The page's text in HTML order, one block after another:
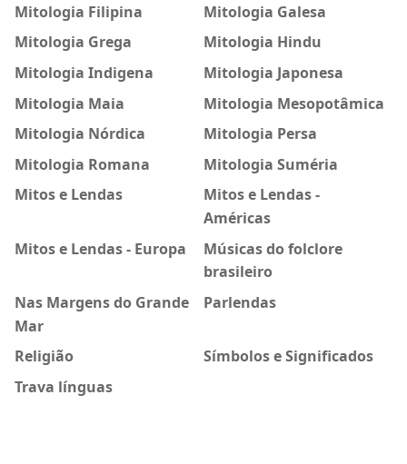
Mitologia Filipina
Mitologia Galesa
Mitologia Grega
Mitologia Hindu
Mitologia Indigena
Mitologia Japonesa
Mitologia Maia
Mitologia Mesopotâmica
Mitologia Nórdica
Mitologia Persa
Mitologia Romana
Mitologia Suméria
Mitos e Lendas
Mitos e Lendas -
Américas
Mitos e Lendas - Europa
Músicas do folclore
brasileiro
Nas Margens do Grande
Mar
Parlendas
Religião
Símbolos e Significados
Trava línguas